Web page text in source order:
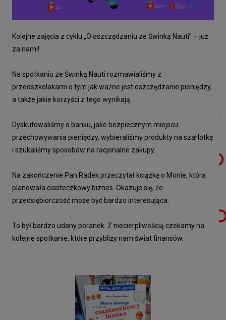
Kolejne zajęcia z cyklu „O oszczędzaniu ze Świnką Nauti” – już
za nami!
Na spotkaniu ze Świnką Nauti rozmawialiśmy z
przedszkolakami o tym jak ważne jest oszczędzanie pieniędzy,
a także jakie korzyści z tego wynikają.
Dyskutowaliśmy o banku, jako bezpiecznym miejscu
przechowywania pieniędzy, wybieraliśmy produkty na szarlotkę
i szukaliśmy sposobów na racjonalne zakupy.
Na zakończenie Pan Radek przeczytał książkę o Monie, która
planowała ciasteczkowy biznes. Okazuje się, że
przedsiębiorczość może być bardzo interesująca.
To był bardzo udany poranek. Z niecierpliwością czekamy na
kolejne spotkanie, które przybliży nam świat finansów.